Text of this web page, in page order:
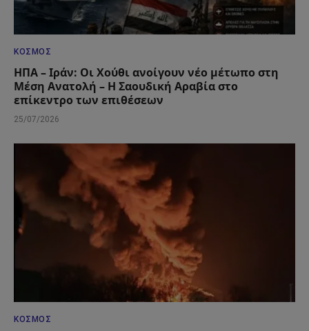
ΚΌΣΜΟΣ
ΗΠΑ – Ιράν: Οι Χούθι ανοίγουν νέο μέτωπο στη
Μέση Ανατολή – Η Σαουδική Αραβία στο
επίκεντρο των επιθέσεων
25/07/2026
ΚΌΣΜΟΣ